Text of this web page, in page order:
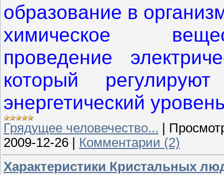
образование в
химическое
проведение
который
энергетический
Грядущее человечество...
2009-12-26
Комментарии (2)
Характеристики Кристальных